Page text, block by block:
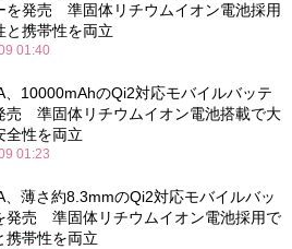
を発売 準固体リチウムイオン電池採用
と携帯性を両立
01:40
、10000mAhのQi2対応モバイルバッテ
売 準固体リチウムイオン電池搭載で大
全性を両立
01:23
、薄さ約8.3mmのQi2対応モバイルバッ
発売 準固体リチウムイオン電池採用で
携帯性を両立